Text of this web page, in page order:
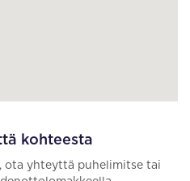
kohteesta
ota yhteyttä puhelimitse tai